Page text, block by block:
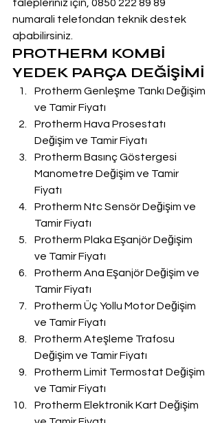
talepleriniz için, 0850 222 89 89
numarali telefondan teknik destek
aþabilirsiniz.
PROTHERM KOMBİ
YEDEK PARÇA DEĞİŞİMİ
Protherm Genleşme Tankı Değişim
ve Tamir Fiyatı
Protherm Hava Prosestatı
Değişim ve Tamir Fiyatı
Protherm Basınç Göstergesi
Manometre Değişim ve Tamir
Fiyatı
Protherm Ntc Sensör Değişim ve
Tamir Fiyatı
Protherm Plaka Eşanjör Değişim
ve Tamir Fiyatı
Protherm Ana Eşanjör Değişim ve
Tamir Fiyatı
Protherm Üç Yollu Motor Değişim
ve Tamir Fiyatı
Protherm Ateşleme Trafosu
Değişim ve Tamir Fiyatı
Protherm Limit Termostat Değişim
ve Tamir Fiyatı
Protherm Elektronik Kart Değişim